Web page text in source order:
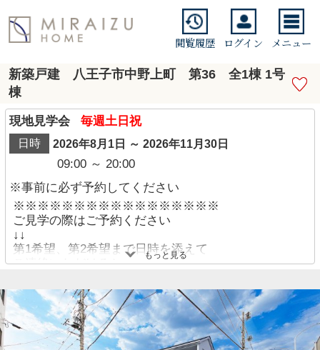
閲覧履歴 ログイン メニュー
新築戸建 八王子市中野上町 第36 全1棟 1号
棟
現地見学会 毎週土日祝
日時 2026年8月1日 ～ 2026年11月30日
09:00 ～ 20:00
※事前に必ず予約してください
※※※※※※※※※※※※※※※※※
ご見学の際はご予約ください
↓↓
第1希望、第2希望まで日時を添えて
ご連絡いただけると、
※※※※※※※※※※※※※※※※※
◆◆◆◆ 住宅ローン不安なお客様 ◆◆◆◆
もっと見る